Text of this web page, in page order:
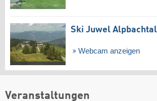
Ski Juwel
Webcam anzeigen
Veranstaltungen